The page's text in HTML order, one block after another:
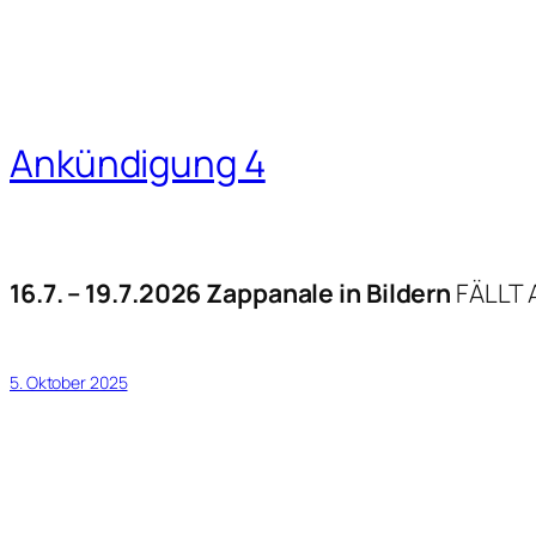
Ankündigung 4
16.7. – 19.7.2026 Zappanale in Bildern FÄLLT
5. Oktober 2025